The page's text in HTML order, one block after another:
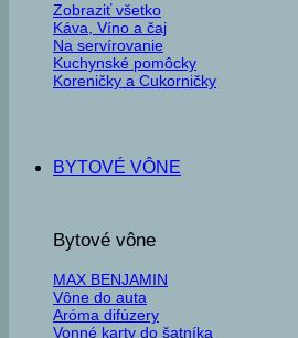
Zobraziť všetko
Káva, Víno a čaj
Na servírovanie
Kuchynské pomôcky
Koreničky a Cukorničky
BYTOVÉ VÔNE
Bytové vône
MAX BENJAMIN
Vône do auta
Aróma difúzery
Vonné karty do šatníka